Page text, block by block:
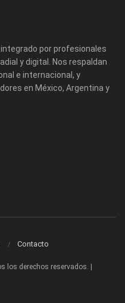
por profesionales
y digital. Nos respaldan
e internacional, y
en México, Argentina y
Contacto
los derechos reservados. |